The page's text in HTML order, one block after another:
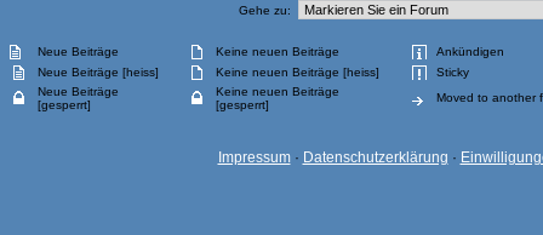
Gehe zu:
Neue Beiträge Keine neuen Beiträge
Ankündigen
Neue Beiträge [heiss]
Keine neuen Beiträge [heiss]
Sticky
Neue Beiträge
[gesperrt]
Keine neuen Beiträge
[gesperrt]
Moved to another
Impressum· Datenschutzerklärung ·